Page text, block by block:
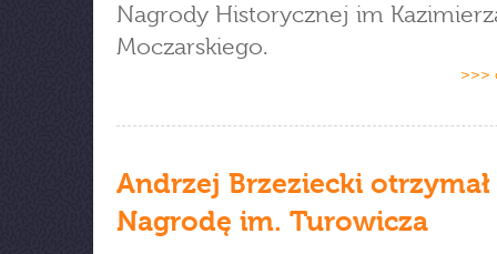
Nagrody Historycznej im
Moczarskiego.
>>>
Andrzej Brzeziecki otrzymał
Nagrodę im. Turowicza